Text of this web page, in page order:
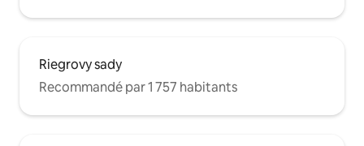
Riegrovy sady
Recommandé par 1 757 habitants